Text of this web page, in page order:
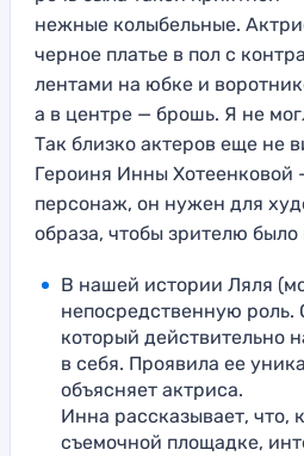
нежные колыбельные.
черное платье в пол с
лентами на юбке и
а в центре — брошь. Я не
Так близко актеров еще не
Героиня Инны
персонаж, он нужен для
образа, чтобы зрителю было
В нашей истории Ляля
непосредственную роль.
который действительно
в себя. Проявила ее
объясняет актриса.
Инна рассказывает, что,
съемочной площадке,